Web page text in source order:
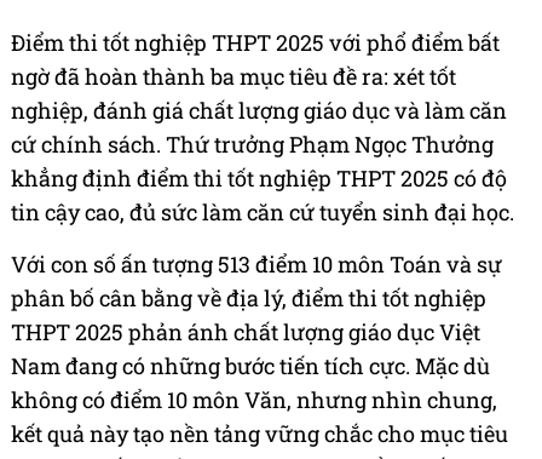
Điểm thi tốt nghiệp THPT 2025 với phổ điểm bất
ngờ đã hoàn thành ba mục tiêu đề ra: xét tốt
nghiệp, đánh giá chất lượng giáo dục và làm căn
cứ chính sách. Thứ trưởng Phạm Ngọc Thưởng
khẳng định điểm thi tốt nghiệp THPT 2025 có độ
tin cậy cao, đủ sức làm căn cứ tuyển sinh đại học.
Với con số ấn tượng 513 điểm 10 môn Toán và sự
phân bố cân bằng về địa lý, điểm thi tốt nghiệp
THPT 2025 phản ánh chất lượng giáo dục Việt
Nam đang có những bước tiến tích cực. Mặc dù
không có điểm 10 môn Văn, nhưng nhìn chung,
kết quả này tạo nền tảng vững chắc cho mục tiêu